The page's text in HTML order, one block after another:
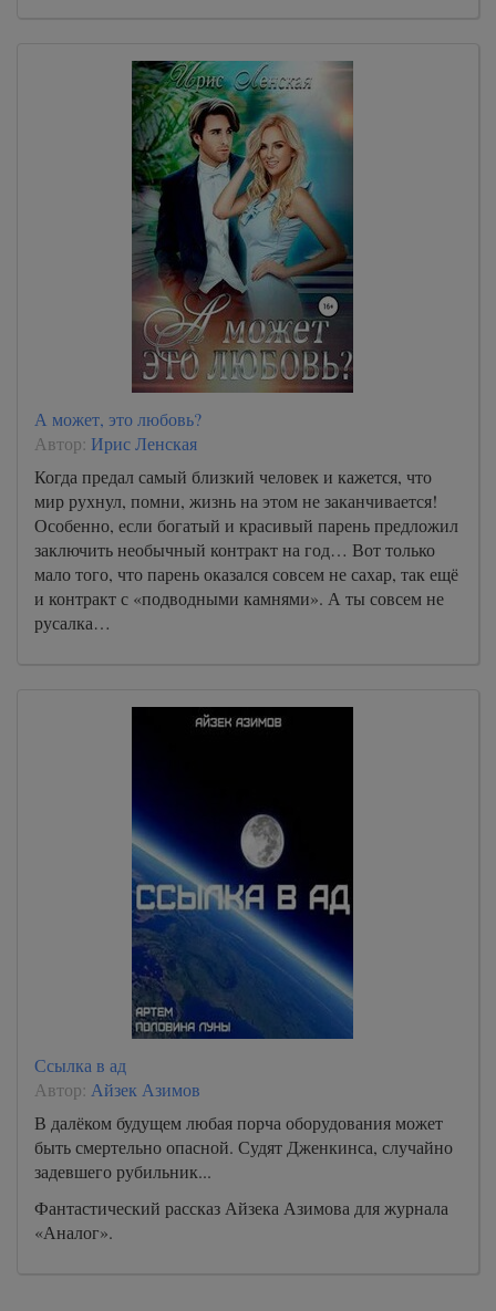
А может, это любовь?
Автор: Ирис Ленская
Когда предал самый близкий человек и кажется, что
мир рухнул, помни, жизнь на этом не заканчивается!
Особенно, если богатый и красивый парень предложил
заключить необычный контракт на год… Вот только
мало того, что парень оказался совсем не сахар, так ещё
и контракт с «подводными камнями». А ты совсем не
русалка…
Ссылка в ад
Автор: Айзек Азимов
В далёком будущем любая порча оборудования может
быть смертельно опасной. Судят Дженкинса, случайно
задевшего рубильник...
Фантастический рассказ Айзека Азимова для журнала
«Аналог».